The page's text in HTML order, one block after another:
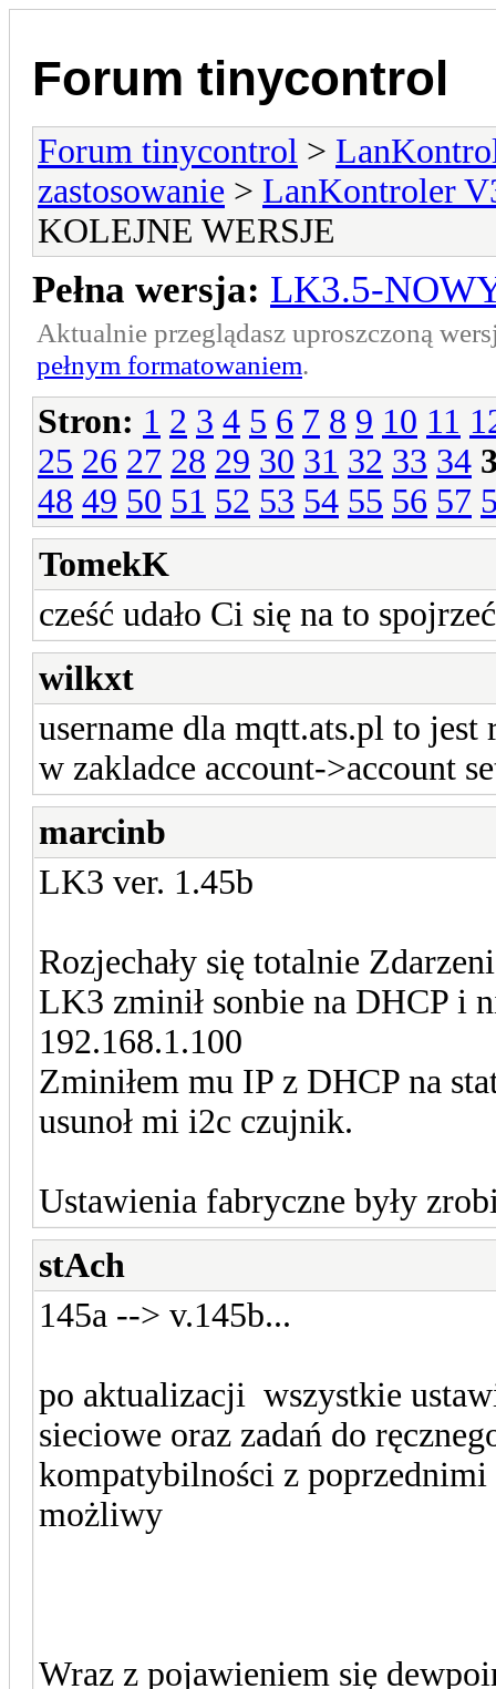
Forum tinycontrol
Forum tinycontrol >
zastosowanie > LanKontroler
KOLEJNE WERSJE
Pełna wersja: LK3.5-
Aktualnie przeglądasz uproszczoną
pełnym formatowaniem.
Stron: 1 2 3 4 5 6 7 8 9 10 11
25 26 27 28 29 30 31 32 33 34
48 49 50 51 52 53 54 55 56 57
TomekK
cześć udało Ci się na to
wilkxt
username dla mqtt.ats.pl to jest
w zakladce account->account
marcinb
LK3 ver. 1.45b
Rozjechały się totalnie
LK3 zminił sonbie na DHCP i
192.168.1.100
Zminiłem mu IP z DHCP na
usunoł mi i2c czujnik.
Ustawienia fabryczne były
stAch
145a --> v.145b...
po aktualizacji wszystkie
sieciowe oraz zadań do
kompatybilności z
możliwy
Wraz z pojawieniem się